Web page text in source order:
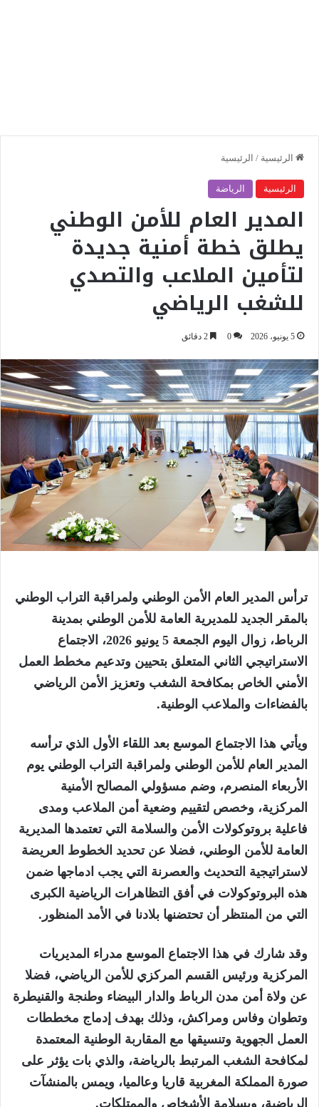
الرئيسية / الرئيسية
الرئيسية الرياضة
المدير العام للأمن الوطني
يطلق خطة أمنية جديدة
لتأمين الملاعب والتصدي
للشغب الرياضي
5 يونيو، 2026 0
ترأس المدير العام الأمن الوطني ولمراقبة التراب الوطني
بالمقر الجديد للمديرية العامة للأمن الوطني بمدينة
الرباط، زوال اليوم الجمعة 5 يونيو 2026، الاجتماع
الاستراتيجي الثاني المتعلق بتحيين وتدعيم مخطط العمل
الأمني الخاص بمكافحة الشغب وتعزيز الأمن الرياضي
بالفضاءات والملاعب الوطنية.
ويأتي هذا الاجتماع الموسع بعد اللقاء الأول الذي ترأسه
المدير العام للأمن الوطني ولمراقبة التراب الوطني يوم
الأربعاء المنصرم، وضم مسؤولي المصالح الأمنية
المركزية، وخصص لتقييم وضعية أمن الملاعب ومدى
فاعلية بروتوكولات الأمن والسلامة التي تعتمدها المديرية
العامة للأمن الوطني، فضلا عن تحديد الخطوط العريضة
لاستراتيجية التحديث والعصرنة التي يجب ادماجها ضمن
هذه البروتوكولات في أفق التظاهرات الرياضية الكبرى
التي من المنتظر أن تحتضنها بلادنا في الأمد المنظور.
وقد شارك في هذا الاجتماع الموسع مدراء المديريات
المركزية ورئيس القسم المركزي للأمن الرياضي، فضلا
عن ولاة أمن مدن الرباط والدار البيضاء وطنجة والقنيطرة
وتطوان وفاس ومراكش، وذلك بهدف إدماج مخططات
العمل الجهوية وتنسيقها مع المقاربة الوطنية المعتمدة
لمكافحة الشغب المرتبط بالرياضة، والذي بات يؤثر على
صورة المملكة المغربية قاريا وعالميا، ويمس بالمنشآت
الرياضية، وبسلامة الأشخاص والممتلكات.